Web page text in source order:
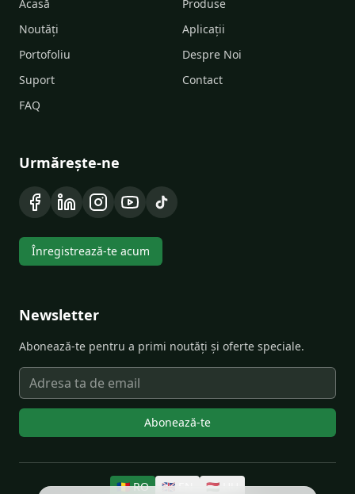
Acasă
Produse
Noutăți
Aplicații
Portofoliu
Despre Noi
Suport
Contact
FAQ
Urmărește-ne
Înregistrează-te acum
Newsletter
Abonează-te pentru a primi noutăți și oferte speciale.
Abonează-te
🇷🇴 RO 🇬🇧 🇭🇺